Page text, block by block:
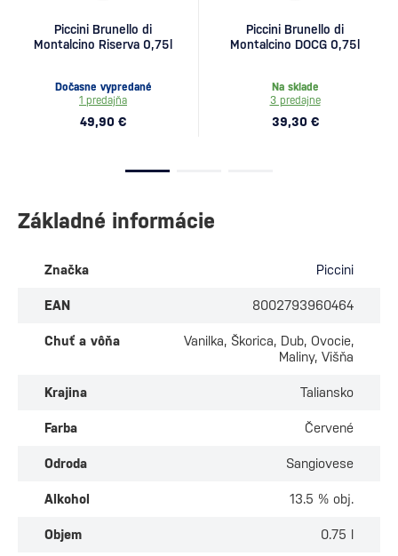
Piccini Brunello di
Montalcino Riserva 0,75l
Dočasne vypredané
1 predajňa
49,90 €
Piccini Brunello di
Montalcino DOCG 0,75l
Na sklade
3 predajne
39,30 €
Základné informácie
Značka Piccini
EAN 8002793960464
Chuť a vôňa
Vanilka, Škorica, Dub, Ovocie,
Maliny, Višňa
Krajina Taliansko
Farba Červené
Odroda Sangiovese
Alkohol 13.5 % obj.
Objem 0.75 l